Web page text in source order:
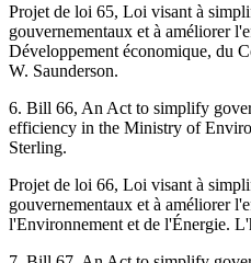
Projet de loi 65, Loi visant à
gouvernementaux et à améliorer
Développement économique, du
W. Saunderson.
6. Bill 66, An Act to simplify
efficiency in the Ministry of
Sterling.
Projet de loi 66, Loi visant à
gouvernementaux et à améliorer
l'Environnement et de l'Énergie.